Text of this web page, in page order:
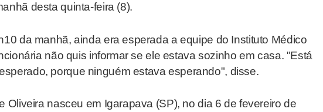
desta quinta-feira (8).
da manhã, ainda era esperada a equipe do Instituto Médico
não quis informar se ele estava sozinho em casa. "Está
porque ninguém estava esperando", disse.
Oliveira nasceu em Igarapava (SP), no dia 6 de fevereiro de